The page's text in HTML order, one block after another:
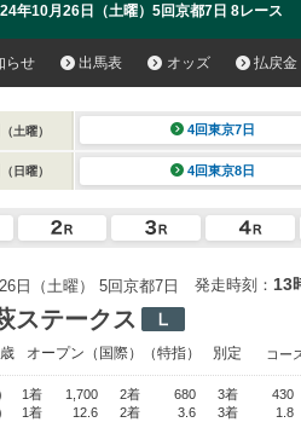
年10月26日（土曜）5回京都7日 8レース
らせ 出馬表 オッズ 払戻金
（土曜） 4回東京7日
（日曜） 4回東京8日
日（土曜） 5回京都7日 発走時刻： 13
ステークス
オープン （国際）（特指） 別定 コー
1着 1,700 2着 680 3着
430
1着 12.6 2着 3.6 3着 1.8